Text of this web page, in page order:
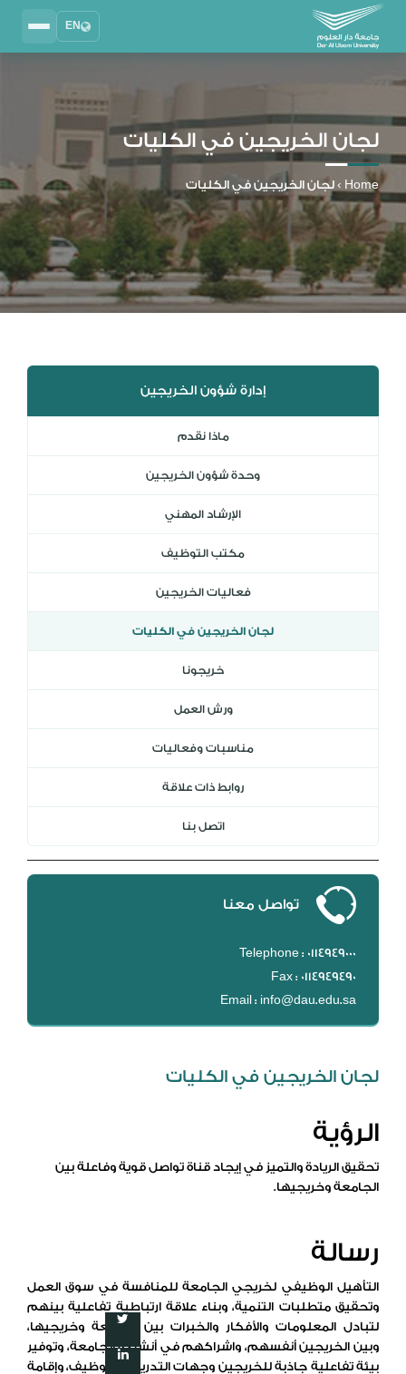
EN
2025 - 2026
نظام إدارة التعلم
MYLMS
نظام معلومات الطلاب
إدارة الموارد البشرية
MYHRM
نظام التقييم السنوي
لجان الخريجين في الكليات
Home
› لجان الخريجين في الكليات
إدارة شؤون الخريجين
ماذا نقدم
وحدة شؤون الخريجين
الإرشاد المهني
مكتب التوظيف
فعاليات الخريجين
لجان الخريجين في الكليات
خريجونا
ورش العمل
مناسبات وفعاليات
روابط ذات علاقة
اتصل بنا
تواصل معنا
Telephone : 0114949000
Fax : 0114949490
Email : info@dau.edu.sa
لجان الخريجين في الكليات
الرؤية
تحقيق الريادة والتميز في إيجاد قناة تواصل قوية وفاعلة بين
الجامعة وخريجيها.
رسالة
التأهيل الوظيفي لخريجي الجامعة للمنافسة في سوق العمل
وتحقيق متطلبات التنمية، وبناء علاقة ارتباطية تفاعلية بينهم
لتبادل المعلومات والأفكار والخبرات بين الجامعة وخريجيها،
وبين الخريجين أنفسهم، واشراكهم في أنشطة الجامعة، وتوفير
بيئة تفاعلية جاذبة للخريجين وجهات التدريب والتوظيف، وإقامة